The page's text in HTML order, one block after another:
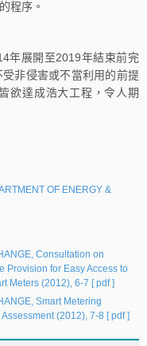
程序。
展開至2019年結束前完
非侵害或不當利用的前提
欲達成浩大工程，令人期
OF ENERGY &
Consultation on
Provision for Easy Access to
Meters (2012), 6-7 [ pdf ]
Smart Metering
(2012), 7-8 [ pdf ]